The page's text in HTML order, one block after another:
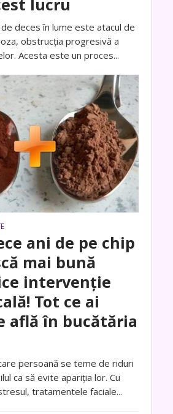
deces în lume este atacul de
obstrucția progresivă a
Acesta este un proces...
ani de pe chip
mai bună
intervenție
Tot ce ai
află în bucătăria
persoană se teme de riduri
ca să evite apariția lor. Cu
tratamentele faciale...